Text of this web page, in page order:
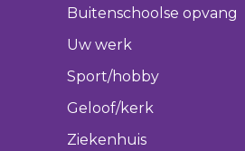
Buitenschoolse opvang
Uw werk
Sport/hobby
Geloof/kerk
Ziekenhuis